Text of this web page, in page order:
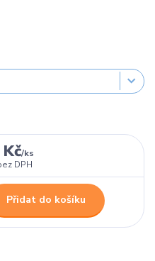
/ks
DPH
Přidat do košíku